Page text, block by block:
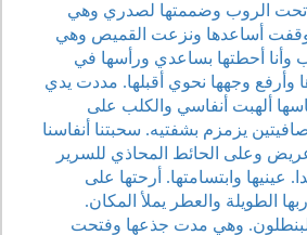
تحت الروب وضممتها لصدري وهي
أساعدها ونزعت القميص وهي
وأنا أحطتها بساعدي ورأسها في
وجهها نحوي أقبلها. مددت يدي
ألهبت أنفاسي والكلب على
صافيتين يزمزم بشفتيه. سحبتنا أنفاسنا
وعلى الحائط المحاذي للسرير
وابتسامتها. أرحتها على
الطويلة والعطر يملأ المكان.
وهي مدت جذعها وفتحت